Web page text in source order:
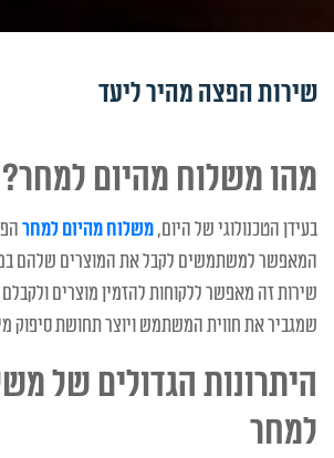
שירות הפצה מהיר ליעד
מהו משלוח מהיום למחר?
בעידן הטכנולוגי של היום,משלוח מהיום למחר
המאפשר למשתמשים לקבל את המוצרים שלהם
שירות זה מאפשר ללקוחות להזמין מוצרים
שמגביר את חווית המשתמש ויוצר תחושת סיפוק
היתרונות הגדולים של
למחר